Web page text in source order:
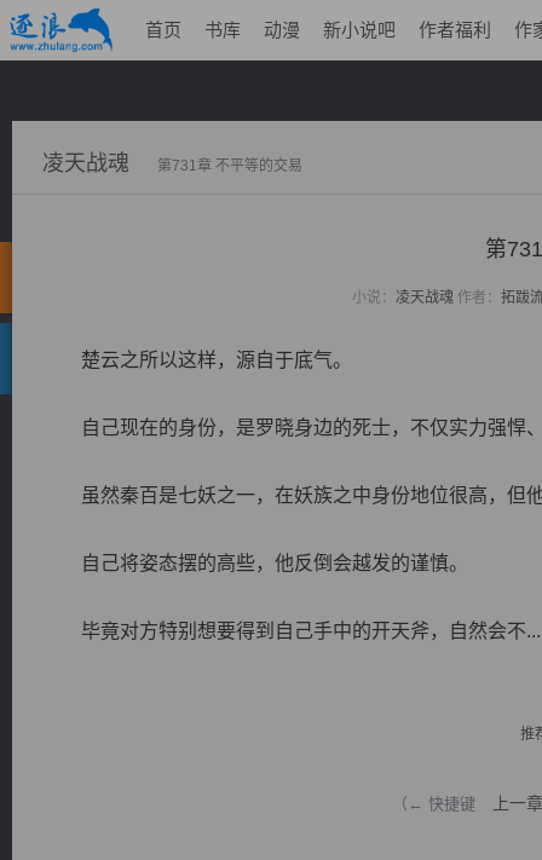
首页 书库 动漫 新小说吧 作者福利 作
凌天战魂 第731章 不平等的交易
第
小说： 凌天战魂作者： 拓跋
楚云之所以这样，源自于底气。
自己现在的身份，是罗晓身边的死士，不仅实力强悍
虽然秦百是七妖之一，在妖族之中身份地位很高，但
自己将姿态摆的高些，他反倒会越发的谨慎。
毕竟对方特别想要得到自己手中的开天斧，自然会不...
推
（← 快捷键 上一章